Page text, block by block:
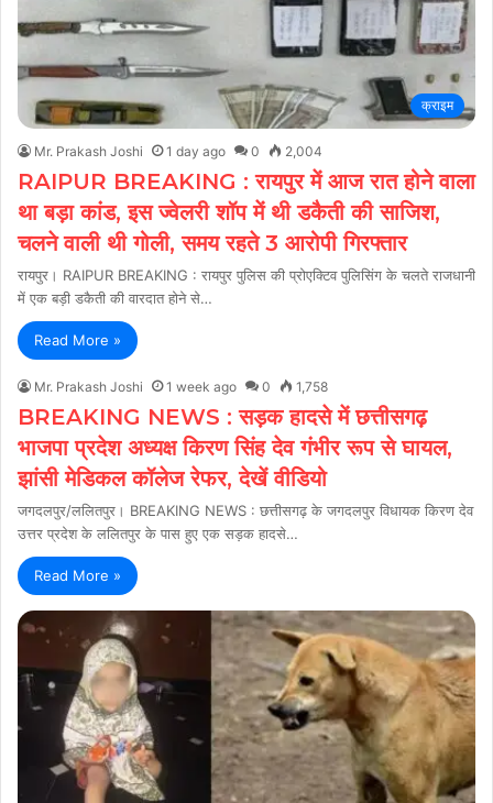
क्राइम
Mr. Prakash Joshi 1 day ago 0 2,004
RAIPUR BREAKING : रायपुर में आज रात होने वाला
था बड़ा कांड, इस ज्वेलरी शॉप में थी डकैती की साजिश,
चलने वाली थी गोली, समय रहते 3 आरोपी गिरफ्तार
रायपुर। RAIPUR BREAKING : रायपुर पुलिस की प्रोएक्टिव पुलिसिंग के चलते राजधानी
में एक बड़ी डकैती की वारदात होने से…
Read More »
Mr. Prakash Joshi 1 week ago 0 1,758
BREAKING NEWS : सड़क हादसे में छत्तीसगढ़
भाजपा प्रदेश अध्यक्ष किरण सिंह देव गंभीर रूप से घायल,
झांसी मेडिकल कॉलेज रेफर, देखें वीडियो
जगदलपुर/ललितपुर। BREAKING NEWS : छत्तीसगढ़ के जगदलपुर विधायक किरण देव
उत्तर प्रदेश के ललितपुर के पास हुए एक सड़क हादसे…
Read More »